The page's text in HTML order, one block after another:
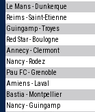
Le Mans - Dunkerque
Reims - Saint-Etienne
Guingamp - Troyes
Red Star - Boulogne
Annecy - Clermont
Nancy - Rodez
Pau FC - Grenoble
Amiens - Laval
Bastia - Montpellier
Nancy - Guingamp